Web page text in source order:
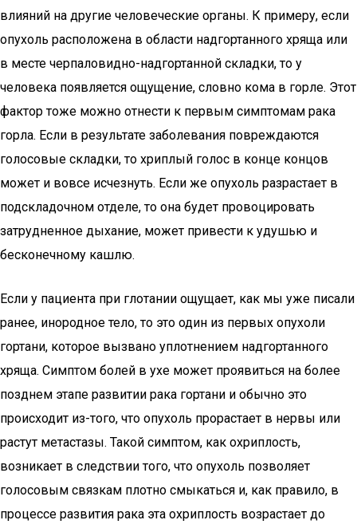
влияний на другие человеческие органы. К примеру, если
опухоль расположена в области надгортанного хряща или
в месте черпаловидно-надгортанной складки, то у
человека появляется ощущение, словно кома в горле. Этот
фактор тоже можно отнести к первым симптомам рака
горла. Если в результате заболевания повреждаются
голосовые складки, то хриплый голос в конце концов
может и вовсе исчезнуть. Если же опухоль разрастает в
подскладочном отделе, то она будет провоцировать
затрудненное дыхание, может привести к удушью и
бесконечному кашлю.
Если у пациента при глотании ощущает, как мы уже писали
ранее, инородное тело, то это один из первых опухоли
гортани, которое вызвано уплотнением надгортанного
хряща. Симптом болей в ухе может проявиться на более
позднем этапе развитии рака гортани и обычно это
происходит из-того, что опухоль прорастает в нервы или
растут метастазы. Такой симптом, как охриплость,
возникает в следствии того, что опухоль позволяет
голосовым связкам плотно смыкаться и, как правило, в
процессе развития рака эта охриплость возрастает до